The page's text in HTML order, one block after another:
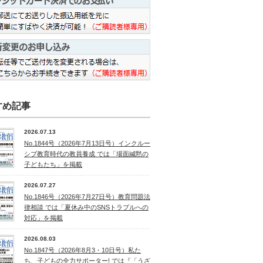
め記事
2026.07.13
No.1844号（2026年7月13日号）インクルー
シブ教育時代の教員養成 では「場面緘黙の
子どもたち」を掲載
2026.07.27
No.1846号（2026年7月27日号）教育問題法
律相談 では「夏休み中のSNSトラブルへの
対応」を掲載
2026.08.03
No.1847号（2026年8月3・10日号）私た
ち、子どもの全力サポーター! では『「うざ